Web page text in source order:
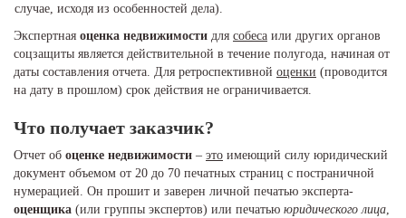
случае, исходя из особенностей дела).
Экспертная оценка недвижимости для собеса или других органов
соцзащиты является действительной в течение полугода, начиная от
даты составления отчета. Для ретроспективной оценки (проводится
на дату в прошлом) срок действия не ограничивается.
Что получает заказчик?
Отчет об оценке недвижимости – это имеющий силу юридический
документ объемом от 20 до 70 печатных страниц с постраничной
нумерацией. Он прошит и заверен личной печатью эксперта-
оценщика (или группы экспертов) или печатью юридического лица